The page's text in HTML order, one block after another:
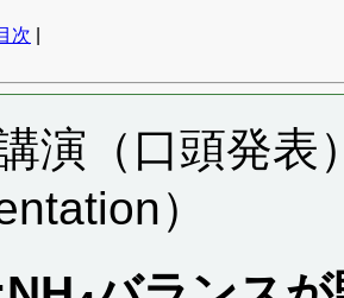
次
演（口頭発
）